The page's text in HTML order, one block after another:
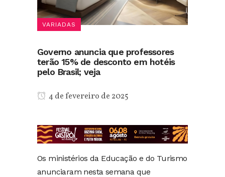
VARIADAS
Governo anuncia que professores
terão 15% de desconto em hotéis
pelo Brasil; veja
4 de fevereiro de 2025
Os ministérios da Educação e do Turismo
anunciaram nesta semana que